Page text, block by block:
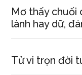
Mơ thấy chuối
lành hay dữ,
Tử vi trọn đời